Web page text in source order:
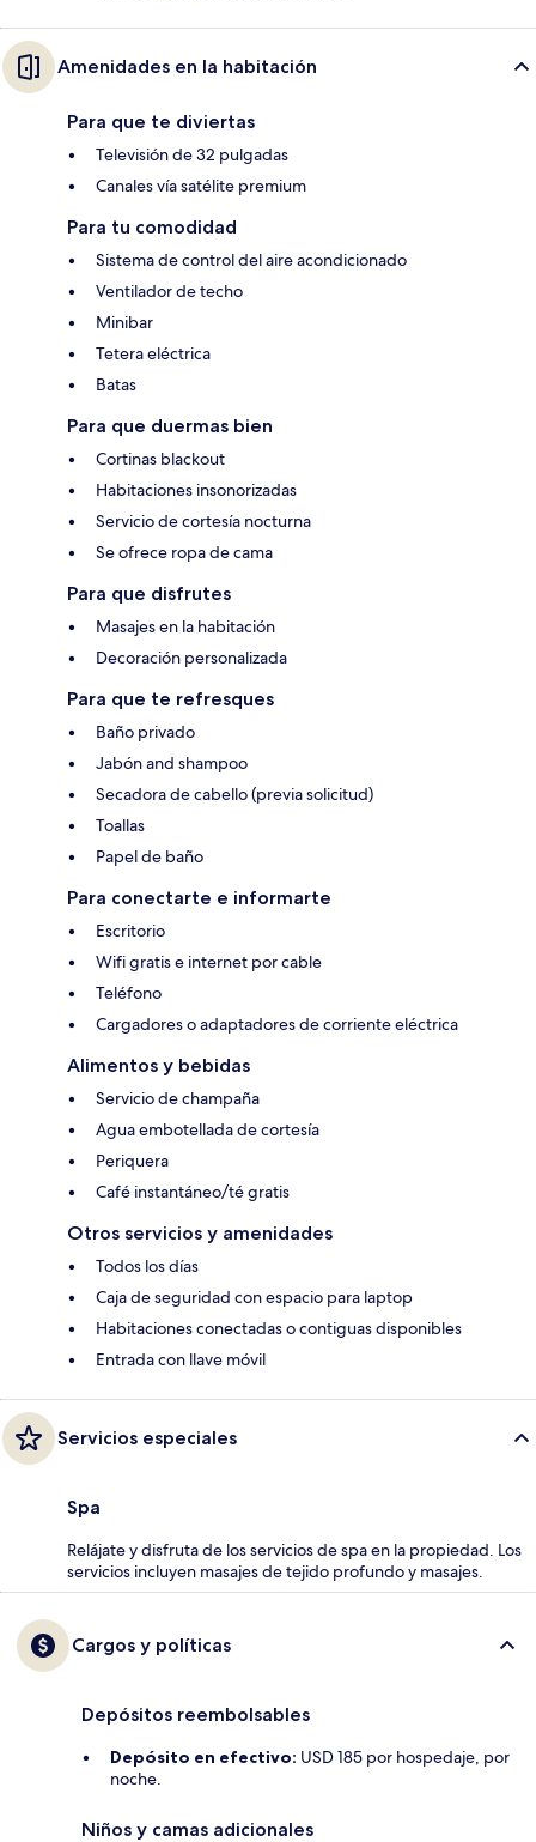
Amenidades en la habitación
Para que te diviertas
Televisión de 32 pulgadas
Canales vía satélite premium
Para tu comodidad
Sistema de control del aire acondicionado
Ventilador de techo
Minibar
Tetera eléctrica
Batas
Para que duermas bien
Cortinas blackout
Habitaciones insonorizadas
Servicio de cortesía nocturna
Se ofrece ropa de cama
Para que disfrutes
Masajes en la habitación
Decoración personalizada
Para que te refresques
Baño privado
Jabón and shampoo
Secadora de cabello (previa solicitud)
Toallas
Papel de baño
Para conectarte e informarte
Escritorio
Wifi gratis e internet por cable
Teléfono
Cargadores o adaptadores de corriente eléctrica
Alimentos y bebidas
Servicio de champaña
Agua embotellada de cortesía
Periquera
Café instantáneo/té gratis
Otros servicios y amenidades
Todos los días
Caja de seguridad con espacio para laptop
Habitaciones conectadas o contiguas disponibles
Entrada con llave móvil
Servicios especiales
Spa
Relájate y disfruta de los servicios de spa en la propiedad. Los
servicios incluyen masajes de tejido profundo y masajes.
Cargos y políticas
Depósitos reembolsables
Depósito en efectivo: USD 185 por hospedaje, por
noche.
Niños y camas adicionales